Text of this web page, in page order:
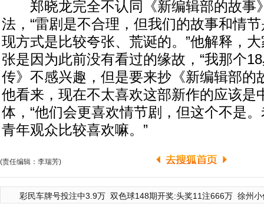
郑晓龙完全不认同《新编辑部的故事
法，“雷剧是不合理，但我们的故事和情
现方式是比较夸张、荒诞的。”他解释，
张是因为此前没有看过的缘故，“我那个
传》不感兴趣，但是要来抄《新编辑部的
他看来，现在不太喜欢这部新作的应该是
体，“他们会更喜欢情节剧，但这个不是
青年观众比较喜欢嘛。”
(责任编辑：李瑞芳)
彩民车牌号投注中3.9万 双色球148期开奖:头奖11注666万 徐州